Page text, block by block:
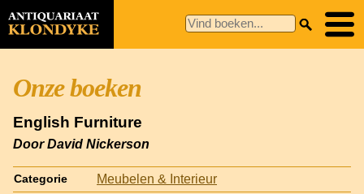
Onze boeken
English Furniture
Door David Nickerson
Categorie Meubelen & Interieur